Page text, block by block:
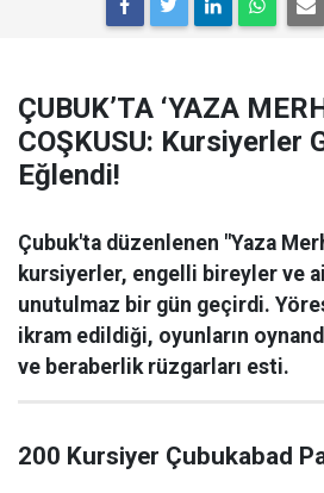
ÇUBUK’TA ‘YAZA
COŞKUSU: Kursiyerler
Eğlendi!
Çubuk'ta düzenlenen "Yaza
kursiyerler, engelli bireyler ve
unutulmaz bir gün geçirdi.
ikram edildiği, oyunların
ve beraberlik rüzgarları esti.
200 Kursiyer Çubukabad